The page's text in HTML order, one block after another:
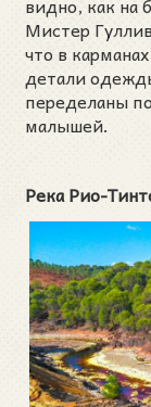
Мистер
что в
детали
переделаны
малышей.
Река Рио-